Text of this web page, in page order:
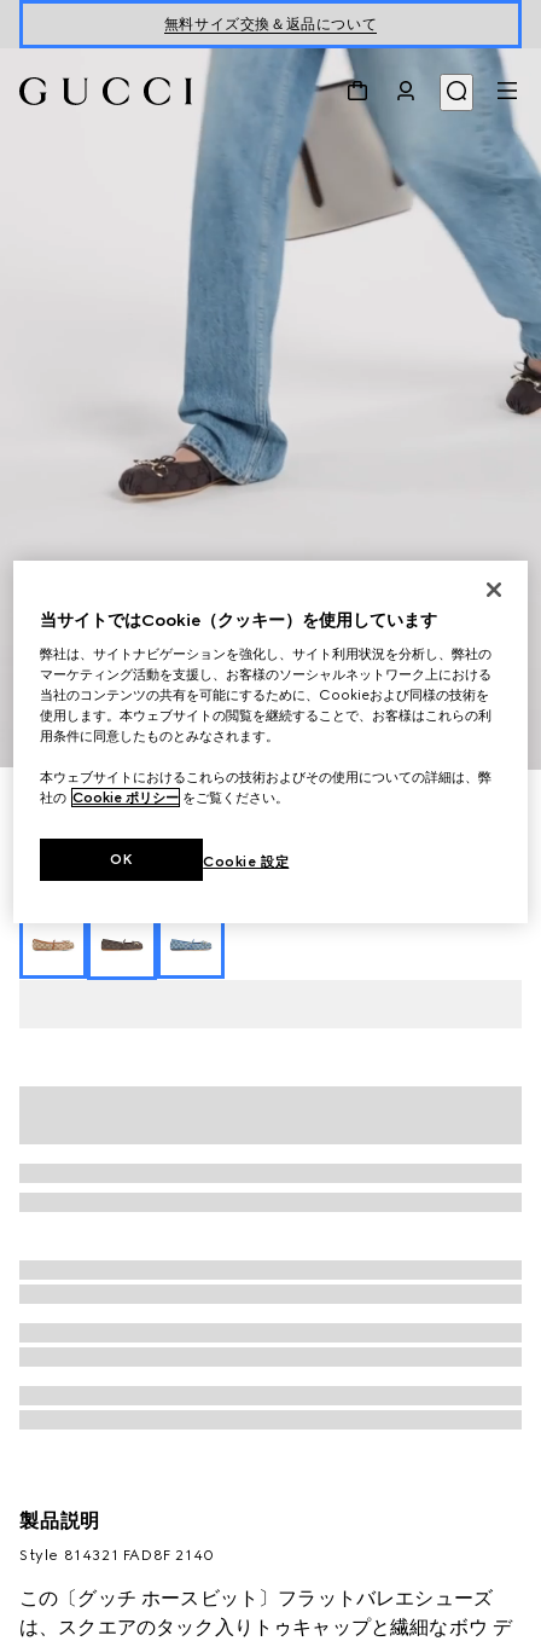
無料サイズ交換＆返品について
/8
〔グッチ ホースビット〕ウィメンズ フラットバレエシュ
￥104,500
（税込）
製品説明
Style ‎814321 FAD8F 2140
この〔グッチ ホースビット〕フラットバレエシューズ
は、スクエアのタック入りトゥキャップと繊細なボウ デ
当サイトではCookie（クッキー）を使用しています
弊社は、サイトナビゲーションを強化し、サイト利用状況を分析し、弊社の
マーケティング活動を支援し、お客様のソーシャルネットワーク上における
当社のコンテンツの共有を可能にするために、Cookieおよび同様の技術を
使用します。本ウェブサイトの閲覧を継続することで、お客様はこれらの利
用条件に同意したものとみなされます。
本ウェブサイトにおけるこれらの技術およびその使用についての詳細は、弊
社の Cookie ポリシー をご覧ください。
Cookie 設定
OK